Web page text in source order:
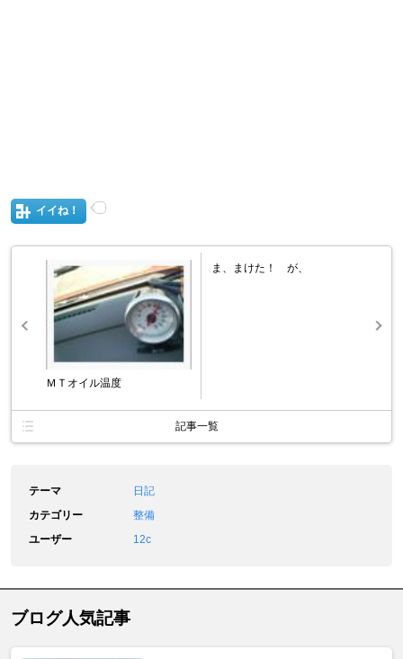
イイね！
ＭＴオイル温度
ま、まけた！ が、
記事一覧
テーマ
日記
カテゴリー
整備
ユーザー
12c
ブログ人気記事